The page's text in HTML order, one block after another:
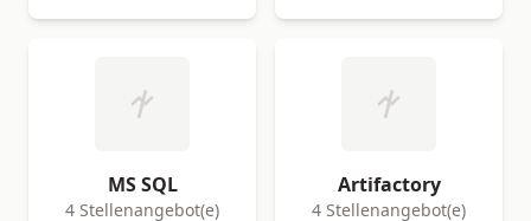
MS SQL
4 Stellenangebot(e)
Artifactory
4 Stellenangebot(e)